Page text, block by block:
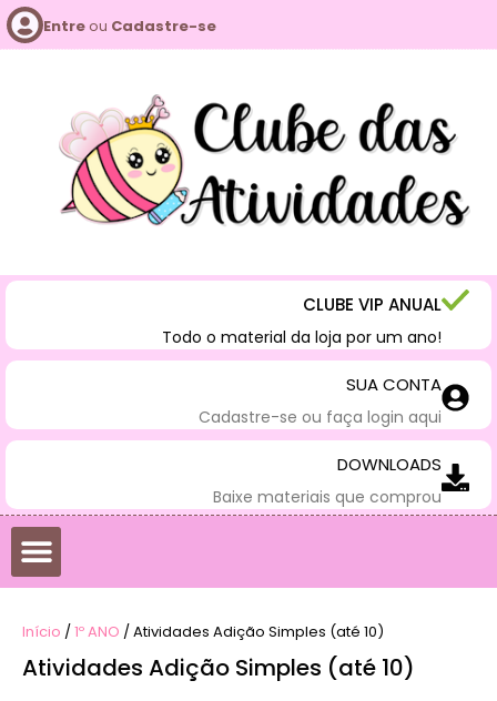
Entreou Cadastre-se
CLUBE VIP ANUAL
Todo o material da loja por um ano!
SUA CONTA
Cadastre-se ou faça login aqui
DOWNLOADS
Baixe materiais que comprou
Início /1º ANO / Atividades Adição Simples (até 10)
Atividades Adição Simples (até 10)